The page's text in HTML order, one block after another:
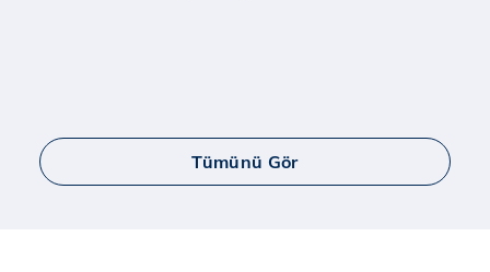
Tümünü Gör